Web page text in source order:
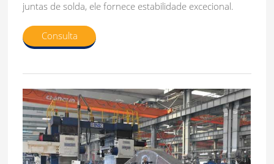
juntas de solda, ele fornece estabilidade excecional.
Consulta